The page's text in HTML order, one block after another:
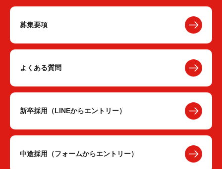
募集要項
よくある質問
新卒採用（LINEからエントリー）
中途採用（フォームからエントリー）